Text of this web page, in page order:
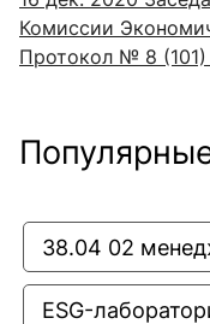
Комиссии
Протокол № 8 (101)
38.04 02
ESG-